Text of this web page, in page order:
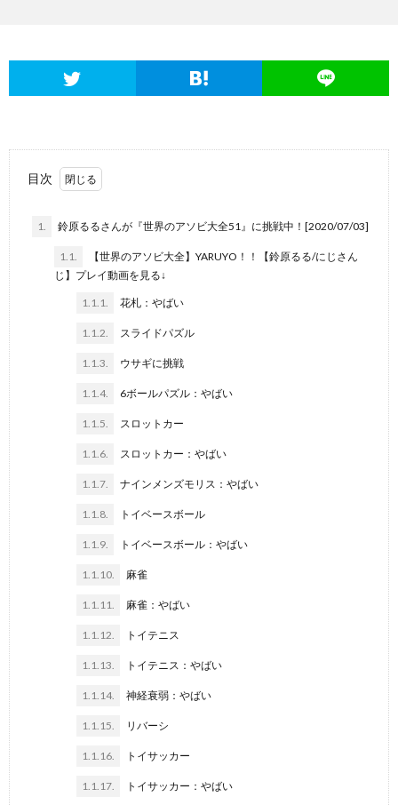
目次
1. 鈴原るるさんが『世界のアソビ大全51』に挑戦中！[2020/07/03]
1.1.
【世界のアソビ大全】YARUYO！！【鈴原るる/にじさん
じ】プレイ動画を見る↓
1.1.1. 花札：やばい
1.1.2. スライドパズル
1.1.3. ウサギに挑戦
1.1.4. 6ボールパズル：やばい
1.1.5. スロットカー
1.1.6. スロットカー：やばい
1.1.7. ナインメンズモリス：やばい
1.1.8. トイベースボール
1.1.9. トイベースボール：やばい
1.1.10. 麻雀
1.1.11. 麻雀：やばい
1.1.12. トイテニス
1.1.13. トイテニス：やばい
1.1.14. 神経衰弱：やばい
1.1.15. リバーシ
1.1.16. トイサッカー
1.1.17. トイサッカー：やばい